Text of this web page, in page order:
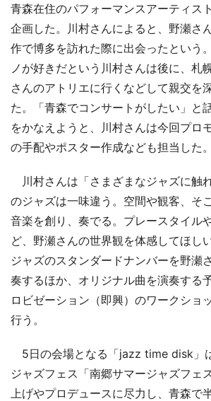
青森在住のパフォーマンスアーティス
企画した。川村さんによると、野瀬さ
作で博多を訪れた際に出会ったという
ノが好きだという川村さんは後に、札
さんのアトリエに行くなどして親交を
た。「青森でコンサートがしたい」と
をかなえようと、川村さんは今回プロ
の手配やポスター作成なども担当した。
川村さんは「さまざまなジャズに触
のジャズは一味違う。空間や観客、そ
音楽を創り、奏でる。プレースタイル
ど、野瀬さんの世界観を体感してほし
ジャズのスタンダードナンバーを野瀬
奏するほか、オリジナル曲を演奏する
ロビゼーション（即興）のワークショ
行う。
5日の会場となる「jazz time disk」
ジャズフェス「南郷サマージャズフェ
上げやプロデュースに尽力し、青森で